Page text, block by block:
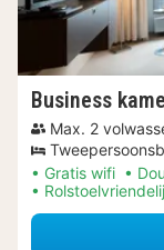
Business
Max. 2
Gratis wifi